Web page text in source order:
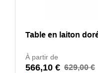
Table en laiton
À partir de
566,10 € 629,00 €